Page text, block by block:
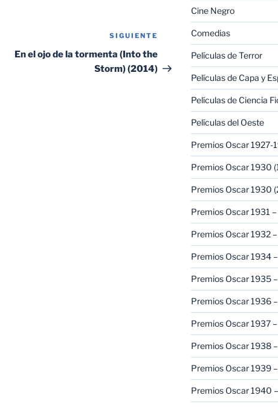
Siguiente
entrada
SIGUIENTE
En el ojo de la tormenta (Into the
Storm) (2014)
Cine Negro
Comedias
Películas de Terror
Películas de Capa y
Películas de Ciencia
Películas del Oeste
Premios Oscar 1927-
Premios Oscar 1930
Premios Oscar 1930
Premios Oscar 1931
Premios Oscar 1932
Premios Oscar 1934
Premios Oscar 1935
Premios Oscar 1936
Premios Oscar 1937
Premios Oscar 1938
Premios Oscar 1939
Premios Oscar 1940